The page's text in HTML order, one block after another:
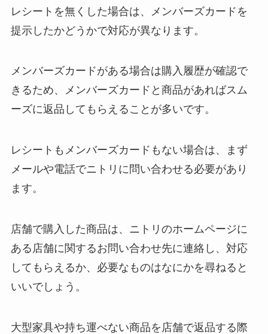
レシートを無くした場合は、メンバーズカードを
提示したかどうかで対応が異なります。
メンバーズカードがある場合は購入履歴が確認で
きるため、メンバーズカードと商品があればスム
ーズに返品してもらえることが多いです。
レシートもメンバーズカードもない場合は、まず
メールや電話でニトリに問い合わせる必要があり
ます。
店舗で購入した商品は、ニトリのホームページに
ある店舗に関するお問い合わせ先に連絡し、対応
してもらえるか、必要なものはなにかを尋ねると
いいでしょう。
大型家具や持ち運べない商品を店舗で返品する際